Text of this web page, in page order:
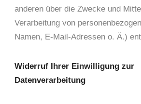
anderen über die Zwecke und
Verarbeitung von
Namen, E-Mail-Adressen o. Ä.)
Widerruf Ihrer Einwilligung zur
Datenverarbeitung